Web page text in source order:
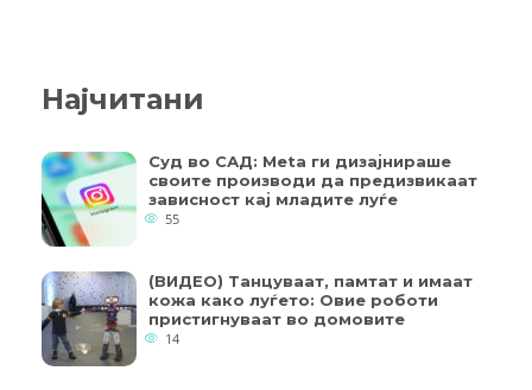
Најчитани
Суд во САД: Meta ги дизајнираше
своите производи да предизвикаат
зависност кај младите луѓе
55
(ВИДЕО) Танцуваат, памтат и имаат
кожа како луѓето: Овие роботи
пристигнуваат во домовите
14